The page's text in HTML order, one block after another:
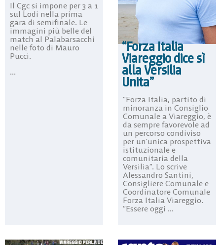
Il Cgc si impone per 3 a 1
sul Lodi nella prima
gara di semifinale. Le
immagini più belle del
match al Palabarsacchi
nelle foto di Mauro
Pucci.
...
“Forza Italia
Viareggio dice sì
alla Versilia
Unita”
“Forza Italia, partito di
minoranza in Consiglio
Comunale a Viareggio, è
da sempre favorevole ad
un percorso condiviso
per un’unica prospettiva
istituzionale e
comunitaria della
Versilia”. Lo scrive
Alessandro Santini,
Consigliere Comunale e
Coordinatore Comunale
Forza Italia Viareggio.
“Essere oggi ...